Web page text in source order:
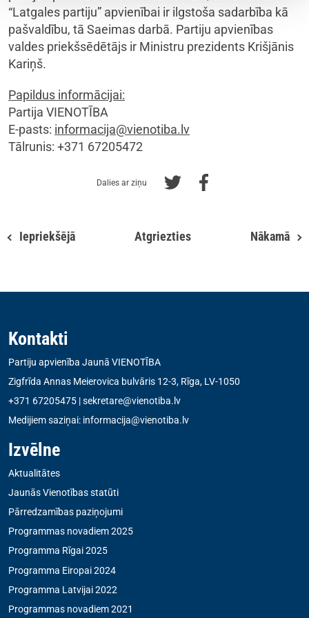
“Latgales partiju” apvienībai ir ilgstoša sadarbība kā
pašvaldību, tā Saeimas darbā. Partiju apvienības
valdes priekšsēdētājs ir Ministru prezidents Krišjānis
Kariņš.
Papildus informācijai:
Partija VIENOTĪBA
E-pasts: informacija@vienotiba.lv
Tālrunis: +371 67205472
Dalies ar ziņu
Iepriekšējā Atgriezties Nākamā
Kontakti
Partiju apvienība Jaunā VIENOTĪBA
Zigfrīda Annas Meierovica bulvāris 12-3, Rīga, LV-1050
+371 67205475 |sekretare@vienotiba.lv
Medijiem saziņai: informacija@vienotiba.lv
Izvēlne
Aktualitātes
Jaunās Vienotības statūti
Pārredzamības paziņojumi
Programmas novadiem 2025
Programma Rīgai 2025
Programma Eiropai 2024
Programma Latvijai 2022
Programmas novadiem 2021